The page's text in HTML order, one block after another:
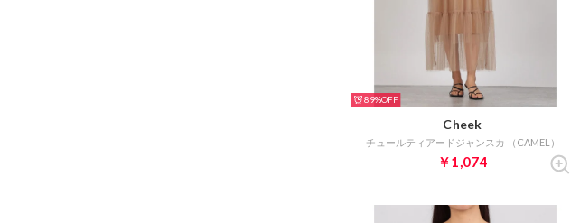
89%
Cheek
チュールティアードジャンスカ （CAMEL）
￥1,074